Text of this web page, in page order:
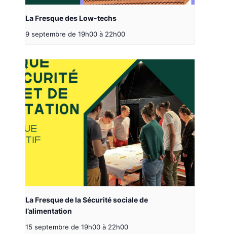
La Fresque des Low-techs
9 septembre de 19h00 à 22h00
La Fresque de la Sécurité sociale de
l’alimentation
15 septembre de 19h00 à 22h00